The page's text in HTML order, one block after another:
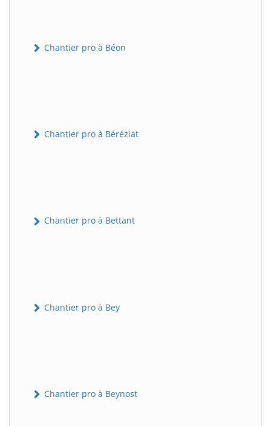
Chantier pro à Béon
Chantier pro à Béréziat
Chantier pro à Bettant
Chantier pro à Bey
Chantier pro à Beynost